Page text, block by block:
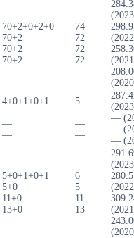
70+2+0+2+0
70+2
70+2
70+2
74
72
72
72
4+0+1+0+1
—
—
—
5
—
—
—
—
—
—
5+0+1+0+1
5+0
11+0
13+0
6
5
11
13